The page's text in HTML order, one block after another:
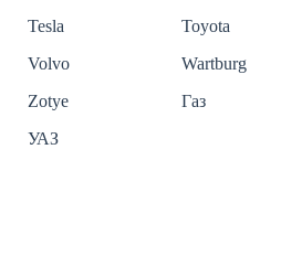
Tesla
Toyota
Volvo
Wartburg
Zotye
Газ
УАЗ